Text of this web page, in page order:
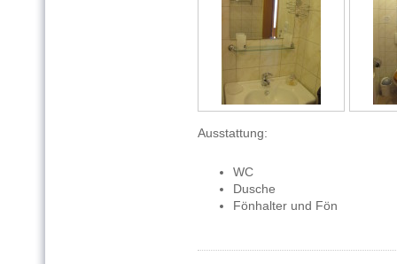
Ausstattung:
WC
Dusche
Fönhalter und Fön